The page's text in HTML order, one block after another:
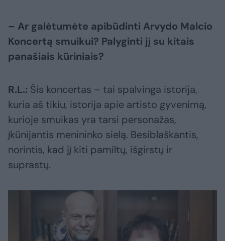
– Ar galėtumėte apibūdinti Arvydo Malcio
Koncertą smuikui? Palyginti jį su kitais
panašiais kūriniais?
R.L.: Šis koncertas – tai spalvinga istorija,
kuria aš tikiu, istorija apie artisto gyvenimą,
kurioje smuikas yra tarsi personažas,
įkūnijantis menininko sielą. Besiblaškantis,
norintis, kad jį kiti pamiltų, išgirstų ir
suprastų.